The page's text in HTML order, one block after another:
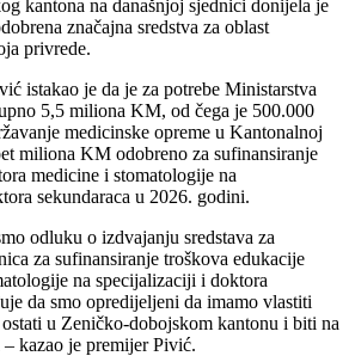
kantona na današnjoj sjednici donijela je
značajna sredstva za oblast
privrede.
istakao je da je za potrebe Ministarstva
5,5 miliona KM, od čega je 500.000
medicinske opreme u Kantonalnoj
miliona KM odobreno za sufinansiranje
medicine i stomatologije na
sekundaraca u 2026. godini.
odluku o izdvajanju sredstava za
za sufinansiranje troškova edukacije
na specijalizaciji i doktora
da smo opredijeljeni da imamo vlastiti
u Zeničko-dobojskom kantonu i biti na
kazao je premijer Pivić.